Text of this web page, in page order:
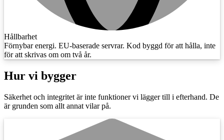
Hållbarhet
Förnybar energi. EU-baserade servrar. Kod byggd för att hålla, inte
för att skrivas om om två år.
Hur vi bygger
Säkerhet och integritet är inte funktioner vi lägger till i efterhand. De
är grunden som allt annat vilar på.